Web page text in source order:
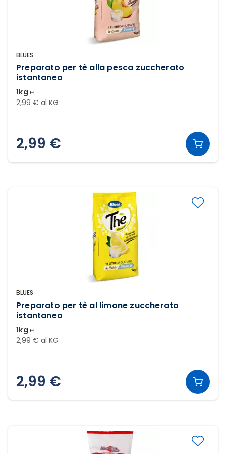
BLUES
Preparato per tè alla pesca zuccherato
istantaneo
1kg ℮
2,99 € al KG
2,99 €
BLUES
Preparato per tè al limone zuccherato
istantaneo
1kg ℮
2,99 € al KG
2,99 €